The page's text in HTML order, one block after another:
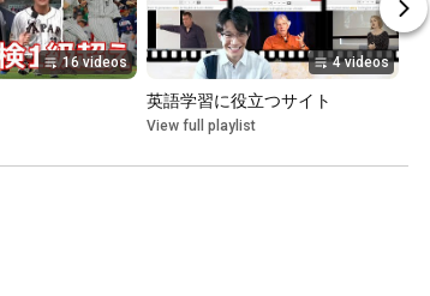
16 videos 4 videos
英語学習に役立つサイト
View full playlist